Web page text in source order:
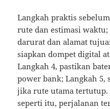
Langkah praktis
rute dan estimasi
darurat dan alamat
siapkan dompet digital
Langkah 4, pastikan
power bank; Langkah 5,
jika rute utama tertutup.
seperti itu, perjalanan